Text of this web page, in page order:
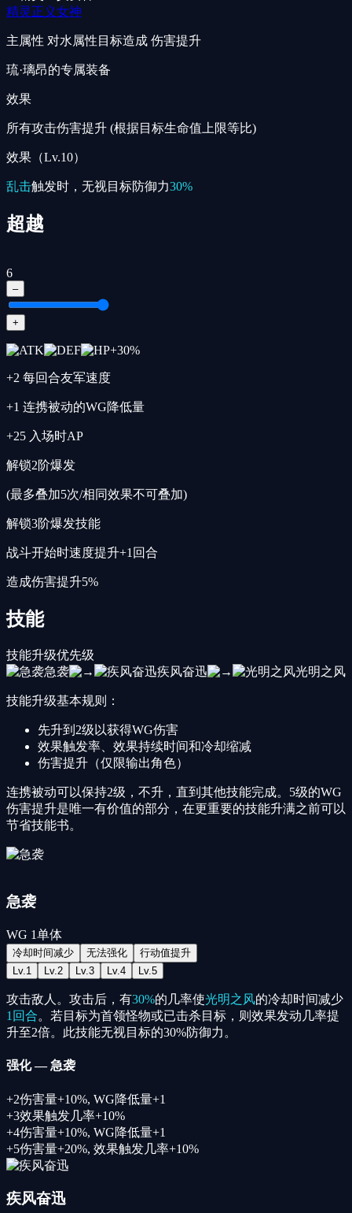
精灵正义女神
主属性 对水属性目标造成 伤害提升
琉·璃昂的专属装备
效果
所有攻击伤害提升 (根据目标生命值上限等比)
效果（Lv.10）
乱击触发时，无视目标防御力30%
超越
6
–
+
+30%
+2 每回合友军速度
+1 连携被动的WG降低量
+25 入场时AP
解锁2阶爆发
(最多叠加5次/相同效果不可叠加)
解锁3阶爆发技能
战斗开始时速度提升+1回合
造成伤害提升5%
技能
技能升级优先级
急袭 疾风奋迅 光明之风
技能升级基本规则：
先升到2级以获得WG伤害
效果触发率、效果持续时间和冷却缩减
伤害提升（仅限输出角色）
连携被动可以保持2级，不升，直到其他技能完成。5级的WG
伤害提升是唯一有价值的部分，在更重要的技能升满之前可以
节省技能书。
急袭
WG 1单体
冷却时间减少 无法强化
行动值提升
Lv.1 Lv.2 Lv.3 Lv.4 Lv.5
攻击敌人。攻击后，有30%的几率使光明之风的冷却时间减少
1回合。若目标为首领怪物或已击杀目标，则效果发动几率提
升至2倍。此技能无视目标的30%防御力。
强化—急袭
+2伤害量+10%, WG降低量+1
+3效果触发几率+10%
+4伤害量+10%, WG降低量+1
+5伤害量+20%, 效果触发几率+10%
疾风奋迅